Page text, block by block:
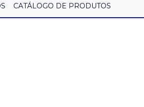
CATÁLOGO DE PRODUTOS